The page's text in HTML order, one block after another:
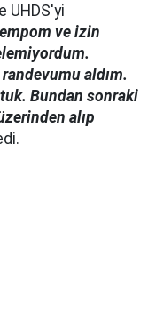
UHDS'yi
ve izin
aldım.
Bundan sonraki
alıp